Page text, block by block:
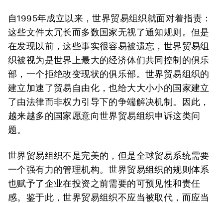
自1995年成立以来，世界贸易组织就面对着指责：
这些文件太冗长而多数国家无视了通知规则。但是
在发现以前，这些事实很容易被遗忘，世界贸易组
织被视为是世界上最大的经济体们共同控制的俱乐
部，一个拒绝改变现状的俱乐部。世界贸易组织的
建立加速了贸易自由化，也给大大小小的国家建立
了由法律而非权力引导下的争端解决机制。因此，
越来越多的国家愿意向世界贸易组织申诉这类问
题。
世界贸易组织不是完美的，但是全球贸易系统需要
一个强有力的管理机构。世界贸易组织的规则体系
也赋予了企业在投资之前需要的可预见性和责任
感。鉴于此，世界贸易组织不应当被取代，而应当